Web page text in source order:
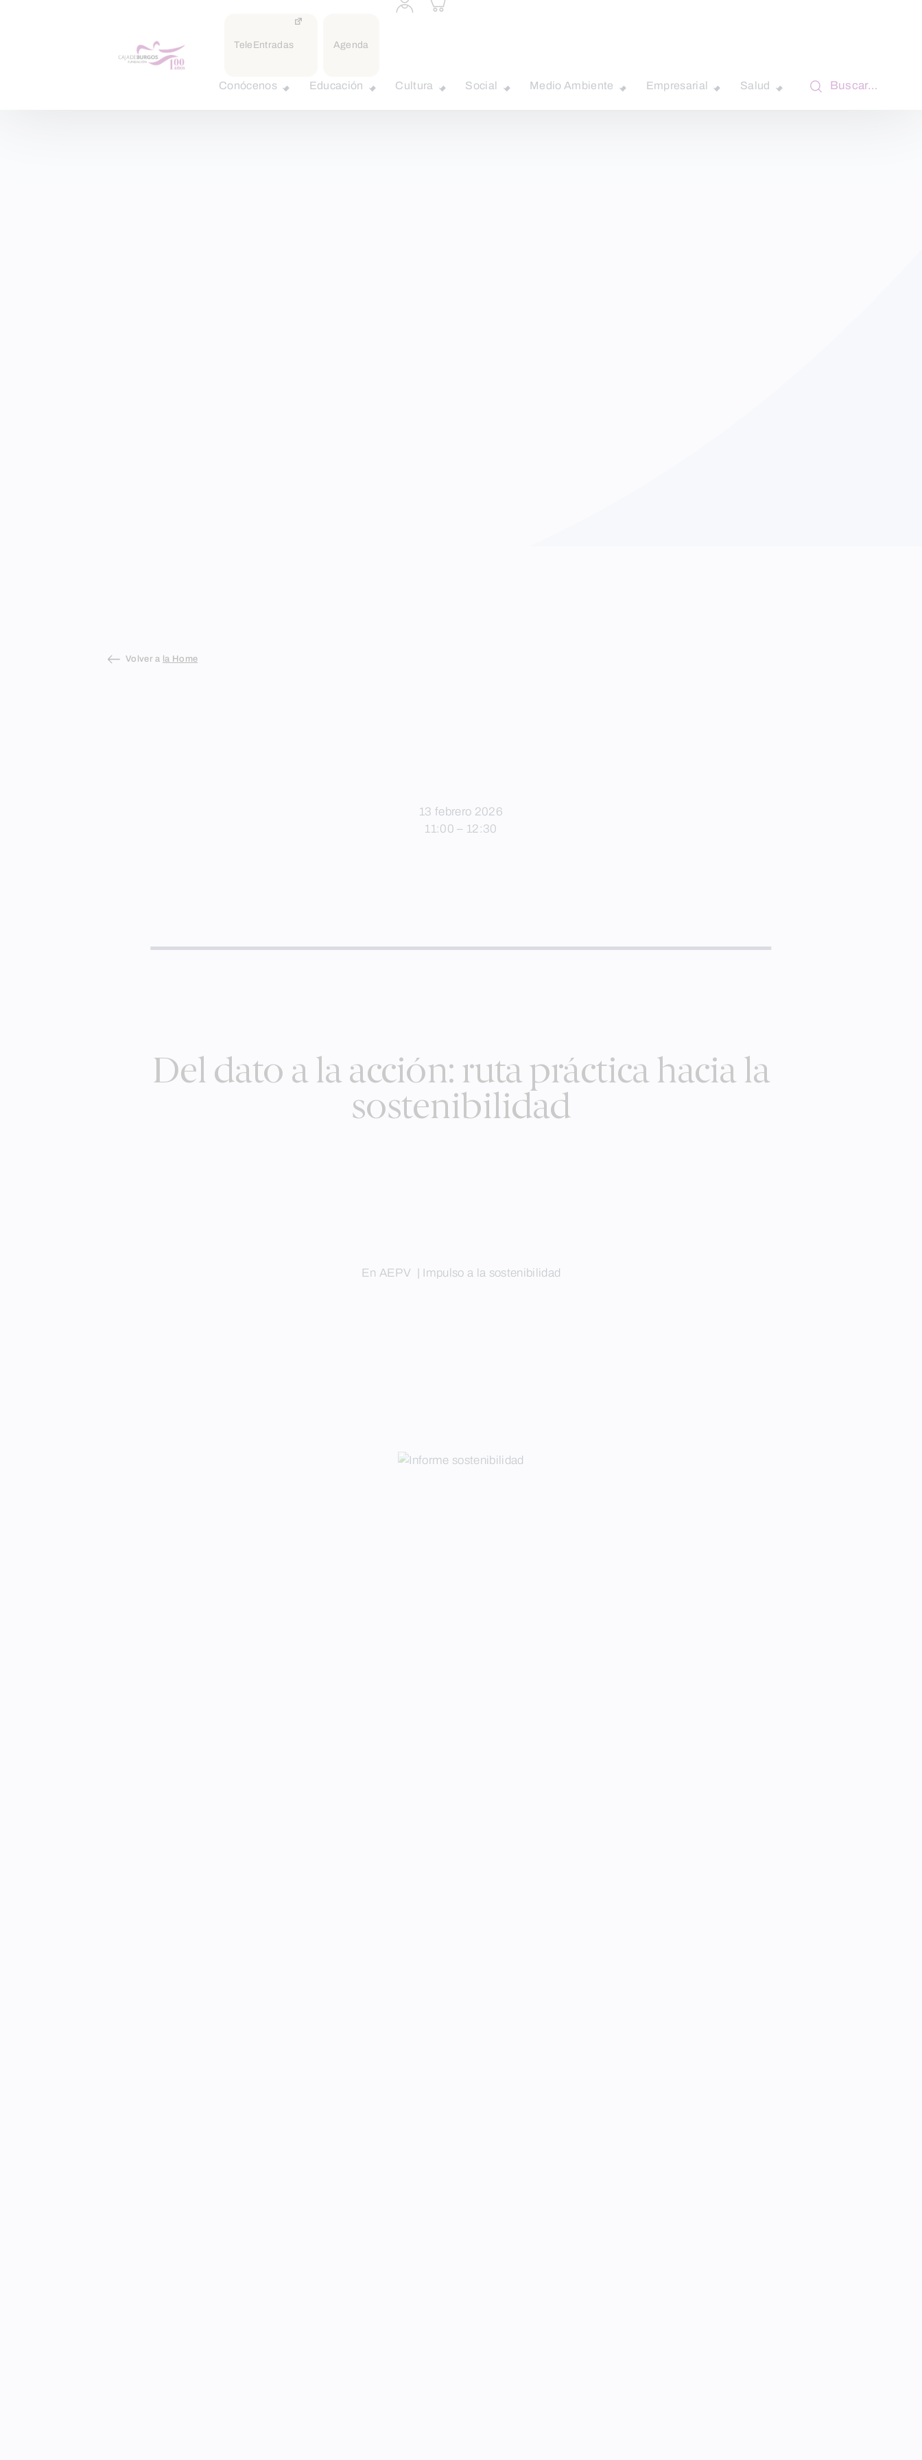
TeleEntradas Agenda
a
carrito
Conócenos Educación Cultura Social Medio Ambiente Empresarial Salud Buscar…
Volver a la Home
13 febrero 2026
11:00 – 12:30
Del dato a la acción: ruta práctica hacia la
sostenibilidad
En AEPV | Impulso a la sostenibilidad